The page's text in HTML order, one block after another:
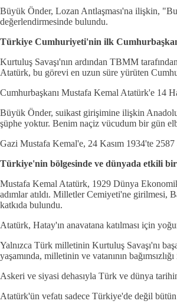
Büyük Önder, Lozan Antlaşması'na ilişkin, "Bu
değerlendirmesinde bulundu.
Türkiye Cumhuriyeti'nin ilk
Kurtuluş Savaşı'nın ardından TBMM
Atatürk, bu görevi en uzun süre yürüten
Cumhurbaşkanı Mustafa Kemal Atatürk'e 14
Büyük Önder, suikast girişimine ilişkin
şüphe yoktur. Benim naçiz vücudum bir gün
Gazi Mustafa Kemal'e, 24 Kasım 1934'te 2587
Türkiye'nin bölgesinde ve dünyada etkili
Mustafa Kemal Atatürk, 1929 Dünya Ekonomik
adımlar atıldı. Milletler Cemiyeti'ne girilmesi,
katkıda bulundu.
Atatürk, Hatay'ın anavatana katılması için
Yalnızca Türk milletinin Kurtuluş Savaşı'nı
yaşamında, milletinin ve vatanının
Askeri ve siyasi dehasıyla Türk ve dünya
Atatürk'ün vefatı sadece Türkiye'de değil bütün